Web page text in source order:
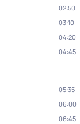
02:50
03:10
04:20
04:45
05:35
06:00
06:45